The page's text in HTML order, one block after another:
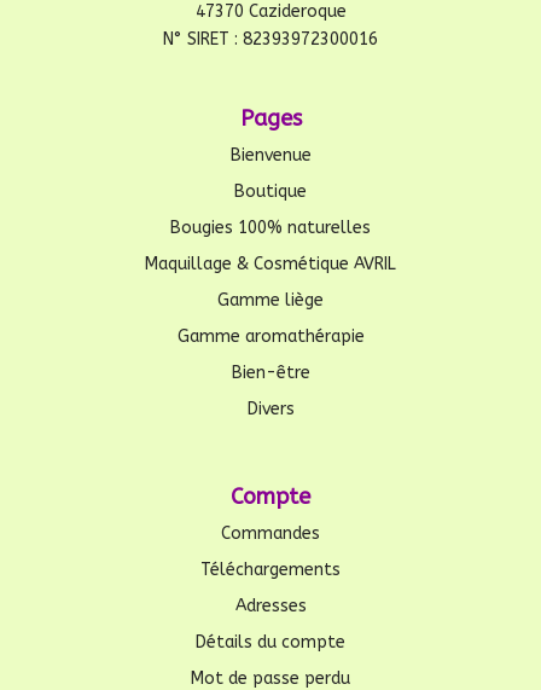
47370 Cazideroque
N° SIRET : 82393972300016
Pages
Bienvenue
Boutique
Bougies 100% naturelles
Maquillage & Cosmétique AVRIL
Gamme liège
Gamme aromathérapie
Bien-être
Divers
Compte
Commandes
Téléchargements
Adresses
Détails du compte
Mot de passe perdu